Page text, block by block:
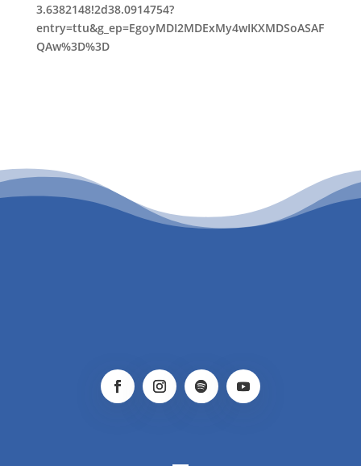
3.6382148!2d38.0914754?
entry=ttu&g_ep=EgoyMDI2MDExMy4wIKXMDSoASAF
QAw%3D%3D
PATROCINIO CULTURAL